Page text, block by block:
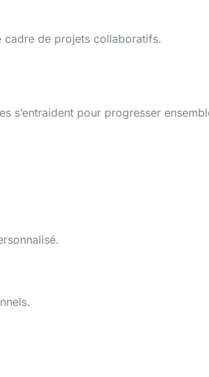
cadre de projets collaboratifs.
s’entraident pour progresser